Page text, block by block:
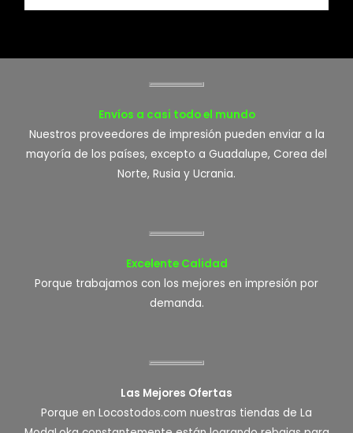
Envíos a casi todo el mundo
Nuestros proveedores de impresión pueden enviar a la
mayoría de los países, excepto a Guadalupe, Corea del
Norte, Rusia y Ucrania.
Excelente Calidad
Porque trabajamos con los mejores en impresión por
demanda.
Las Mejores Ofertas
Porque en Locostodos.com nuestras tiendas de La